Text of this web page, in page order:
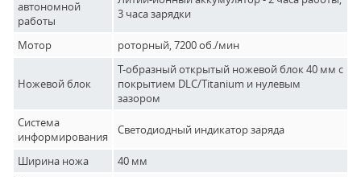
автономной
работы
3 часа зарядки
Мотор роторный, 7200 об./мин
Ножевой блок
Т-образный открытый ножевой блок 40 мм с
покрытием DLC/Titanium и нулевым
зазором
Система
информирования
Светодиодный индикатор заряда
Ширина ножа
40 мм